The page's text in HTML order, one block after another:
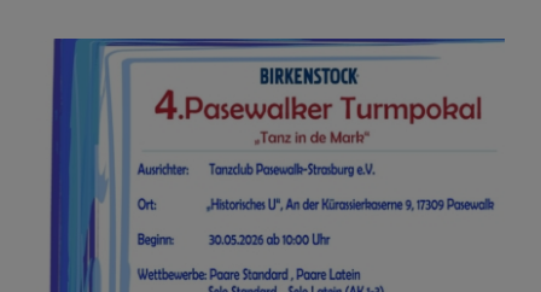
ERGEBNISSE & ERFOLGE Tanzen Ergebnisse